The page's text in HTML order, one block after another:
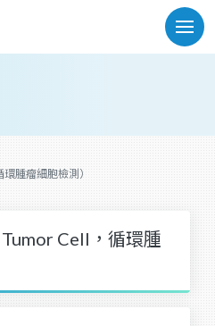
腫瘤細胞檢測）
Cell，循環腫